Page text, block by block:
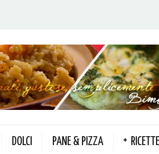
DOLCI PANE & PIZZA